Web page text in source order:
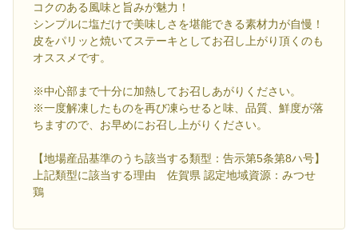
コクのある風味と旨みが魅力！
シンプルに塩だけで美味しさを堪能できる素材力が自慢！
皮をパリッと焼いてステーキとしてお召し上がり頂くのも
オススメです。
※中心部まで十分に加熱してお召しあがりください。
※一度解凍したものを再び凍らせると味、品質、鮮度が落
ちますので、お早めにお召し上がりください。
【地場産品基準のうち該当する類型：告示第5条第8ハ号】
上記類型に該当する理由 佐賀県 認定地域資源：みつせ
鶏